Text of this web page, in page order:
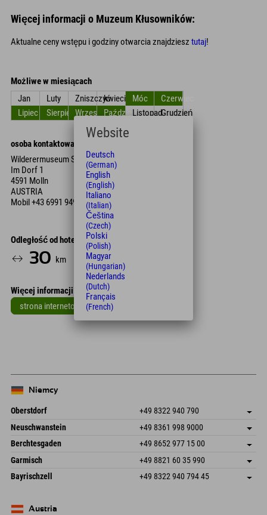
Więcej informacji o Muzeum Kłusowników:
Aktualne ceny wstępu i godziny otwarcia znajdziesz tutaj!
Możliwe w miesiącach
Jan
Luty ZniszczyćkwiecieńMóc
Czerwiec
Lipiec
Sierpień WrzesieńPaździernikListopadGrudzień
osoba kontaktowa
Wilderermuseum St. Pankraz
Im Dorf 1
4591 Molln
AUSTRIA
Mobil+43 6991 949 12 19
Odległość od hotelu
30 km 29
Więcej informacji
strona internetowa
Niemcy
Oberstdorf +49 8322 940 790
An der Breitach 3
Niemcy
Zapisz adres
Książka
Neuschwanstein +49 8361 998 9000
An der Riese 45
87484 Nesselwang im Allgäu
Niemcy
Zapisz adres
Książka
Berchtesgaden +49 8652 977 15 00
Hofreitstr. 7
Niemcy
Zapisz adres
Książka
Garmisch +49 8821 60 35 990
Frickenstraße 22
82490 Farchant
Zapisz adres
Bayrischzell +49 8322 940 794 45
NiemcyAustria
Website
Deutsch
(German)
English
(English)
Italiano
(Italian)
Čeština
(Czech)
Polski
(Polish)
Magyar
(Hungarian)
Nederlands
(Dutch)
Français
(French)